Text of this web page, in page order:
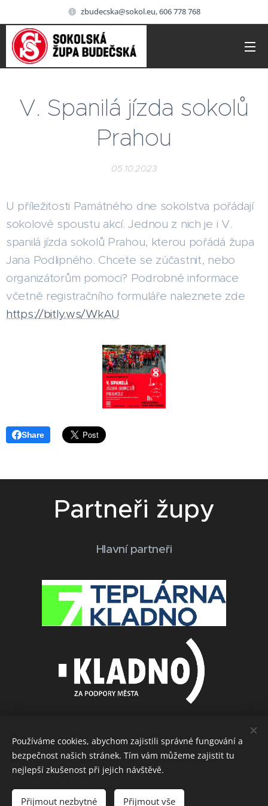
zbudecska@sokol.eu, 606 778 768
V. Spanilá jízda sokolů
Prahou
05.10.2023
U příležitosti Památného dne sokolstva pořádají
sokolové spoustu akcí. Jednou z nich je i V.
spanilá jízda sokolů Prahou, kterou pořádá župa
Jana Podlipného. Chcete se zúčastnit, nebo
organizátorům pomoci? Podrobné informace
včetně registračního formuláře naleznete zde
https://bitly.ws/WkAU
Share
Partneři župy
Hlavní partneři
Další partneři
Používáme cookies, abychom zajistili správné fungování a
bezpečnost našich stránek. Tím vám můžeme zajistit tu
nejlepší zkušenost při jejich návštěvě.
Přijmout nezbytné Přijmout vše